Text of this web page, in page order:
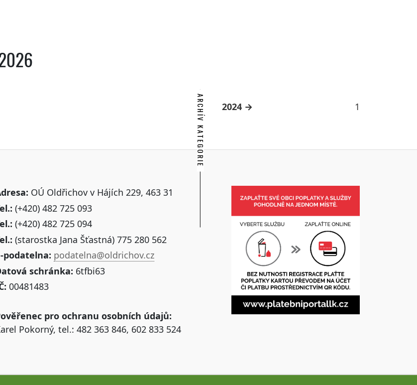
ARCHÍV KATEGORIE 2024 1
OÚ Oldřichov v Hájích 229, 463 31
(+420) 482 725 093
(+420) 482 725 094
(starostka Jana Šťastná) 775 280 562
podatelna: podatelna@oldrichov.cz
schránka: 6tfbi63
00481483
pro ochranu osobních údajů:
Pokorný, tel.: 482 363 846, 602 833 524